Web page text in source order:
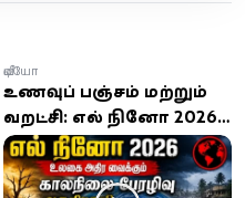
உணவுப் பஞ்சம் மற்றும்
வறட்சி: எல் நினோ 2026-
ன் உண்மையான பாதிப்பு
இதுதான்!
வீடியோ